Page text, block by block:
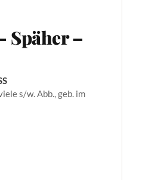
Späher –
s/w. Abb., geb. im